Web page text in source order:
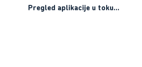
Pregled aplikacije u toku...